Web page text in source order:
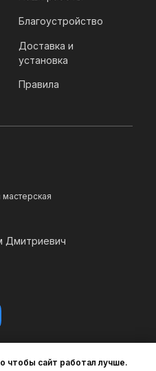
чтобы сайт работал лучше.
мастерская
Дмитриевич
Благоустройство
Доставка и
установка
Правила